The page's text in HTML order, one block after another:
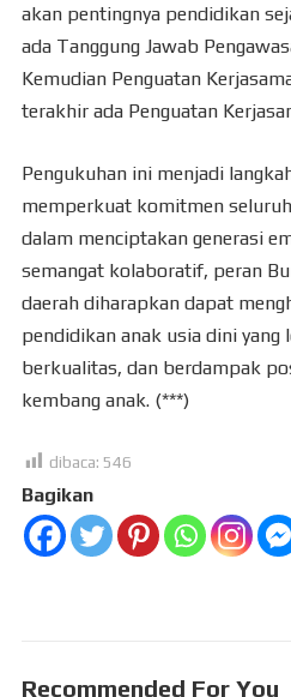
akan pentingnya pendidikan
ada Tanggung Jawab
Kemudian Penguatan
terakhir ada Penguatan
Pengukuhan ini menjadi
memperkuat komitmen
dalam menciptakan generasi
semangat kolaboratif, peran
daerah diharapkan dapat
pendidikan anak usia dini
berkualitas, dan berdampak
kembang anak. (***)
dibaca: 546
Bagikan
Recommended For You